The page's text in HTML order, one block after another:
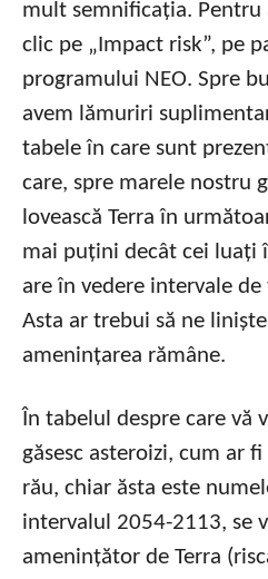
mult semnificația. Pentru
clic pe „Impact risk”, pe
programului NEO. Spre
avem lămuriri
tabele în care sunt
care, spre marele nostru
lovească Terra în
mai puțini decât cei luați
are în vedere intervale
Asta ar trebui să ne
amenințarea rămâne.
În tabelul despre care vă
găsesc asteroizi, cum ar
rău, chiar ăsta este
intervalul 2054-2113, se
amenințător de Terra